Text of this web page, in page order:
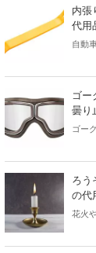
んな
を参
ょう。
内張
代用
自動
がし
この
う。
ゴー
曇り
ゴー
は幅
問題
はゴ
す。
ろう
の代
花火